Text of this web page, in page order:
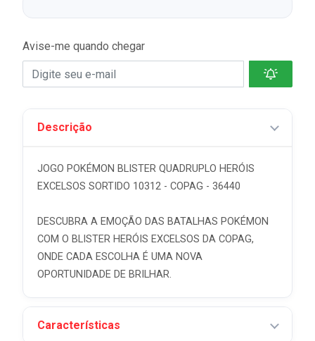
Avise-me quando chegar
Descrição
JOGO POKÉMON BLISTER QUADRUPLO HERÓIS
EXCELSOS SORTIDO 10312 - COPAG - 36440
DESCUBRA A EMOÇÃO DAS BATALHAS POKÉMON
COM O BLISTER HERÓIS EXCELSOS DA COPAG,
ONDE CADA ESCOLHA É UMA NOVA
OPORTUNIDADE DE BRILHAR.
Características